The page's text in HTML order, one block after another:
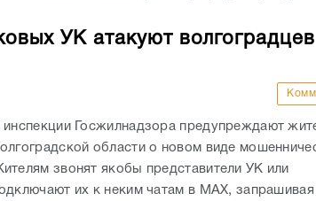
УК атакуют
инспекции Госжилнадзора предупреждают
области о новом виде
звонят якобы представители УК или
их к неким чатам в МАХ, запрашивая